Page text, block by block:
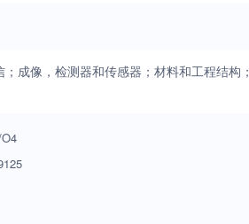
成像，检测器和传感器；材料和工程结构